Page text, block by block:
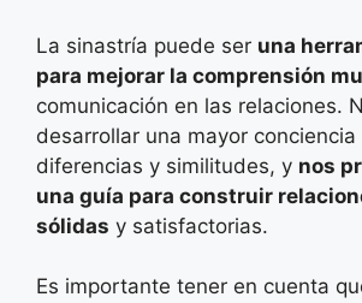
La sinastría puede ser una
para mejorar la comprensión
comunicación en las relaciones.
desarrollar una mayor
diferencias y similitudes, y nos
una guía para construir
sólidas y satisfactorias.
Es importante tener en cuenta